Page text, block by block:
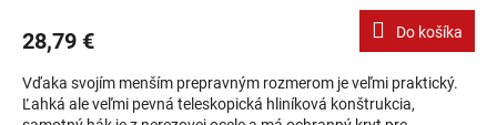
28,79 € Do košíka
Vďaka svojím menším prepravným rozmerom je veľmi praktický.
Ľahká ale veľmi pevná teleskopická hliníková konštrukcia,